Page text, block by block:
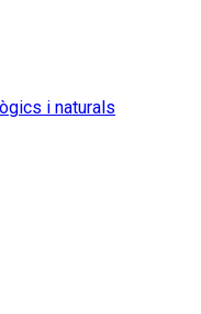
i naturals